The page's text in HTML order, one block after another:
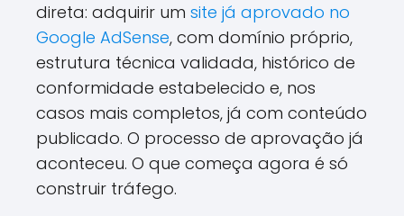
direta: adquirir um site já aprovado no
Google AdSense, com domínio próprio,
estrutura técnica validada, histórico de
conformidade estabelecido e, nos
casos mais completos, já com conteúdo
publicado. O processo de aprovação já
aconteceu. O que começa agora é só
construir tráfego.